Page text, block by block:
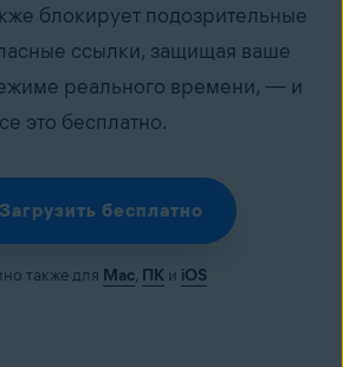
блокирует подозрительные
ссылки, защищая ваше
реального времени, — и
это бесплатно.
Загрузить бесплатно
также для Mac, ПК и iOS